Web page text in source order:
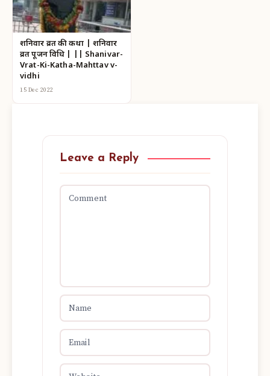
शनिवार व्रत की कथा | शनिवार
व्रत पूजन विधि | || Shanivar-
Vrat-Ki-Katha-Mahttav v-
vidhi
15 Dec 2022
Leave a Reply